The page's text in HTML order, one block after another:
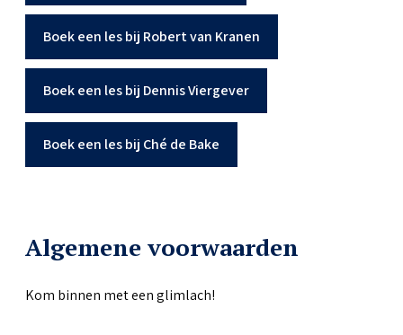
Boek een les bij Robert van Kranen
Boek een les bij Dennis Viergever
Boek een les bij Ché de Bake
Algemene voorwaarden
Kom binnen met een glimlach!